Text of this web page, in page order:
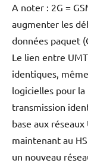
A noter : 2G =
augmenter les
données paquet
Le lien entre
identiques,
logicielles pour
transmission
base aux
maintenant au
un nouveau